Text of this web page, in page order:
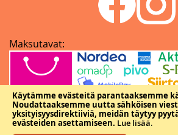
Käytämme evästeitä parantaaksemme
Noudattaaksemme uutta sähköisen
yksityisyysdirektiiviä, meidän täytyy
evästeiden asettamiseen. Lue lisää.
Maksutavat: